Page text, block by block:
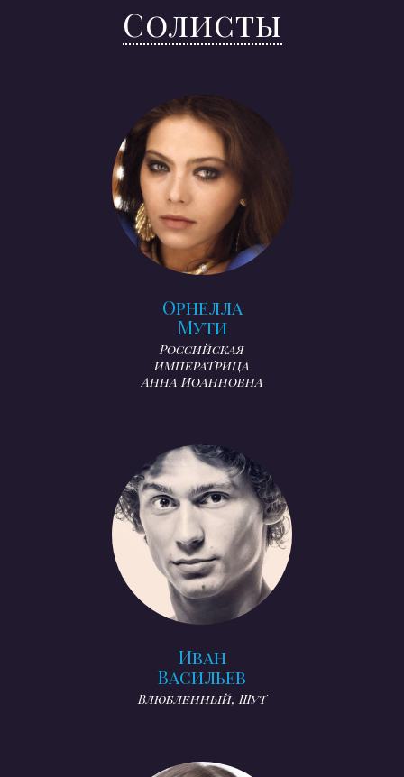
Солисты
Орнелла
Мути
Российская
императрица
Анна Иоанновна
Иван
Васильев
Влюбленный, Шут